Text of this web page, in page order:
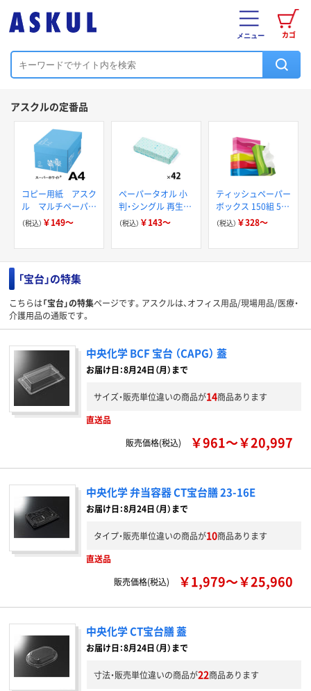
カゴ
メニュー
アスクルの定番品
コピー用紙 アスク
ル マルチペーパー
スーパーホワイト+
（税込） ￥149～
ペーパータオル 小
判・シングル 再生紙
200枚 FSC認証紙
（税込） ￥143～
ティッシュペーパー
ボックス 150組 5箱
入 アスクル スマー
（税込） ￥328～
「宝台」の特集
こちらは「宝台」の特集ページです。アスクルは、オフィス用品/現場用品/医療・
介護用品の通販です。
中央化学 BCF 宝台 （CAPG） 蓋
お届け日：8月24日（月）まで
サイズ・販売単位違いの商品が14商品あります
直送品
販売価格(税込)
￥961～￥20,997
中央化学 弁当容器 CT宝台膳 23-16E
お届け日：8月24日（月）まで
タイプ・販売単位違いの商品が10商品あります
直送品
販売価格(税込)
￥1,979～￥25,960
中央化学 CT宝台膳 蓋
お届け日：8月24日（月）まで
寸法・販売単位違いの商品が22商品あります